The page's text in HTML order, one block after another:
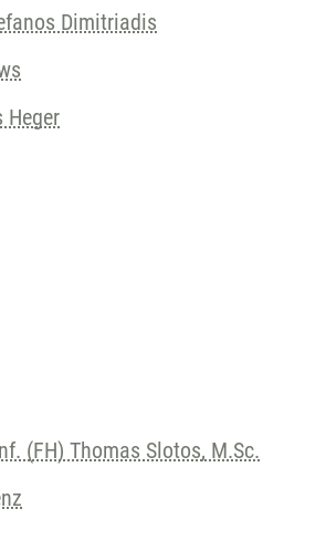
Dimitriadis
Heger
(FH) Thomas Slotos, M.Sc.